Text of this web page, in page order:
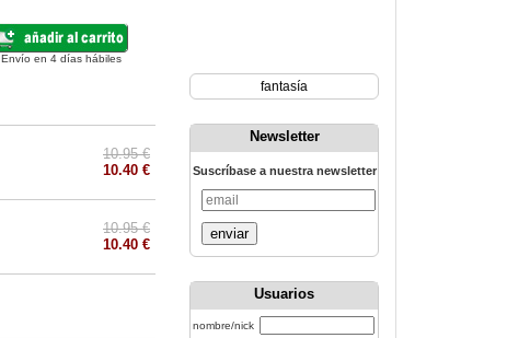
Envío en 4 días hábiles
10.95 €
10.40 €
10.95 €
10.40 €
fantasía
Newsletter
Suscríbase a nuestra newsletter
enviar
Usuarios
nombre/nick